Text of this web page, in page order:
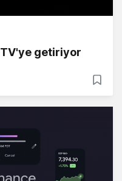
TV'ye getiriyor